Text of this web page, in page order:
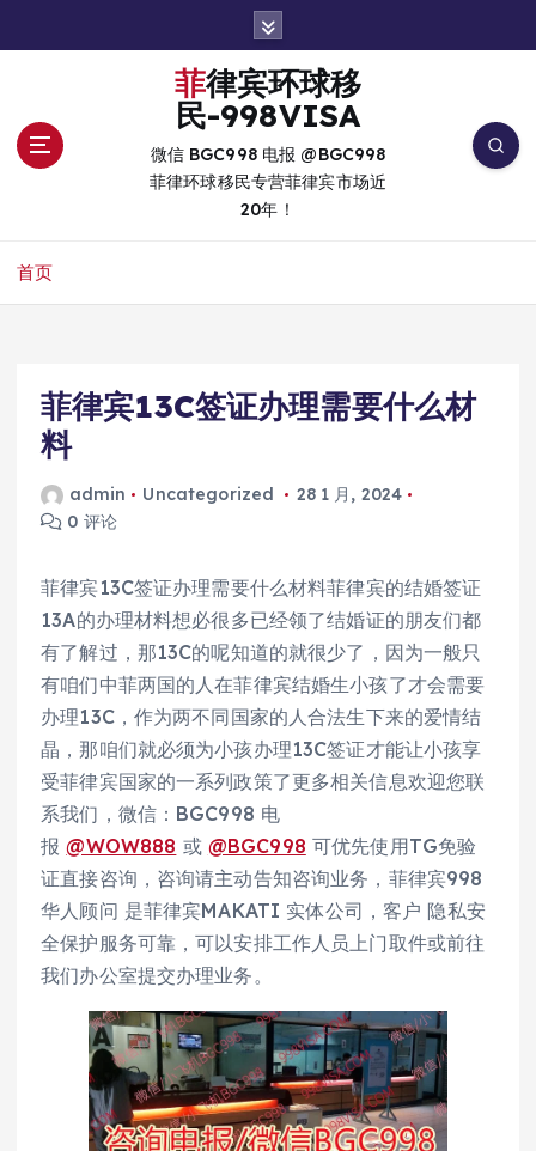
菲律宾环球移
民-998VISA
微信 BGC998 电报 @BGC998
菲律环球移民专营菲律宾市场近
20年！
首页
菲律宾13C签证办理需要什么材
料
admin Uncategorized
28 1 月, 2024
0 评论
菲律宾13C签证办理需要什么材料菲律宾的结婚签证
13A的办理材料想必很多已经领了结婚证的朋友们都
有了解过，那13C的呢知道的就很少了，因为一般只
有咱们中菲两国的人在菲律宾结婚生小孩了才会需要
办理13C，作为两不同国家的人合法生下来的爱情结
晶，那咱们就必须为小孩办理13C签证才能让小孩享
受菲律宾国家的一系列政策了更多相关信息欢迎您联
系我们，微信：BGC998 电
报@WOW888 或 @BGC998 可优先使用TG免验
证直接咨询，咨询请主动告知咨询业务，菲律宾998
华人顾问 是菲律宾MAKATI 实体公司，客户 隐私安
全保护服务可靠，可以安排工作人员上门取件或前往
我们办公室提交办理业务。